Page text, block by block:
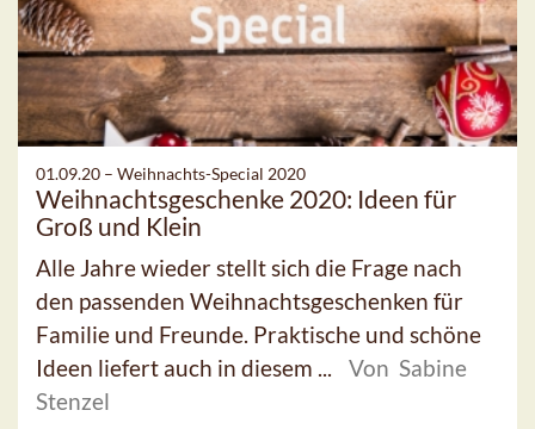
01.09.20 – Weihnachts-Special 2020
Weihnachtsgeschenke 2020: Ideen für
Groß und Klein
Alle Jahre wieder stellt sich die Frage nach
den passenden Weihnachtsgeschenken für
Familie und Freunde. Praktische und schöne
Ideen liefert auch in diesem ...
Von Sabine
Stenzel